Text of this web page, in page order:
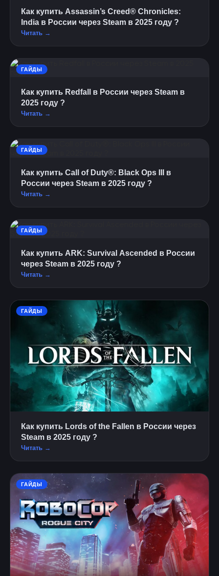
Как купить Assassin’s Creed® Chronicles:
India в России через Steam в 2025 году ?
Читать →
ГАЙДЫ
Как купить Redfall в России через Steam в
2025 году ?
Читать →
ГАЙДЫ
Как купить Call of Duty®: Black Ops III в
России через Steam в 2025 году ?
Читать →
ГАЙДЫ
Как купить ARK: Survival Ascended в России
через Steam в 2025 году ?
Читать →
ГАЙДЫ
Как купить Lords of the Fallen в России через
Steam в 2025 году ?
Читать →
ГАЙДЫ